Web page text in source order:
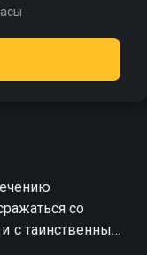
со
с таинственным
их одного за